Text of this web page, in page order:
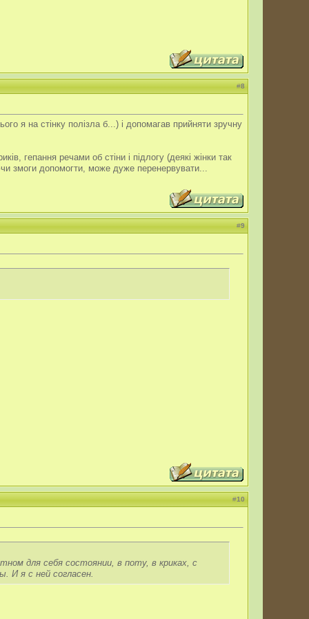
#8
я на стінку полізла б...) і допомагав прийняти зручну
гепання речами об стіни і підлогу (деякі жінки так
змоги допомогти, може дуже перенервувати...
#9
#10
для себя состоянии, в поту, в криках, с
И я с ней согласен.